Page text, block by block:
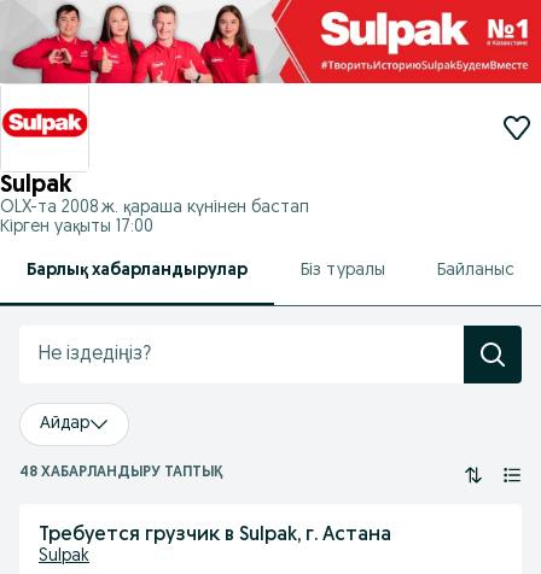
Sulpak
OLX-та 2008 ж. қараша күнінен бастап
Кірген уақыты 17:00
Барлық хабарландырулар Біз туралы Байланыс
Айдар
48 ХАБАРЛАНДЫРУ ТАПТЫҚ
Требуется грузчик в Sulpak, г. Астана
Sulpak